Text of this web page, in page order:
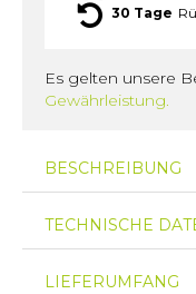
30 Tage
Es gelten unsere
Gewährleistung.
BESCHREIBUNG
TECHNISCHE
LIEFERUMFANG